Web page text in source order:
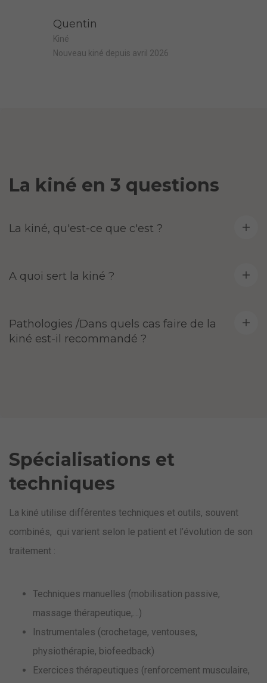
Quentin
Kiné
Nouveau kiné depuis avril 2026
La kiné en 3 questions
La kiné, qu'est-ce que c'est ?
A quoi sert la kiné ?
Pathologies /Dans quels cas faire de la
kiné est-il recommandé ?
Spécialisations et
techniques
La kiné utilise différentes techniques et outils, souvent
combinés, qui varient selon le patient et l’évolution de son
traitement :
Techniques manuelles (mobilisation passive,
massage thérapeutique,…)
Instrumentales (crochetage, ventouses,
physiothérapie, biofeedback)
Exercices thérapeutiques (renforcement musculaire,